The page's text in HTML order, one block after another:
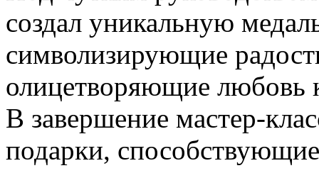
создал уникальную
символизирующие
олицетворяющие любовь
В завершение мастер-
подарки,